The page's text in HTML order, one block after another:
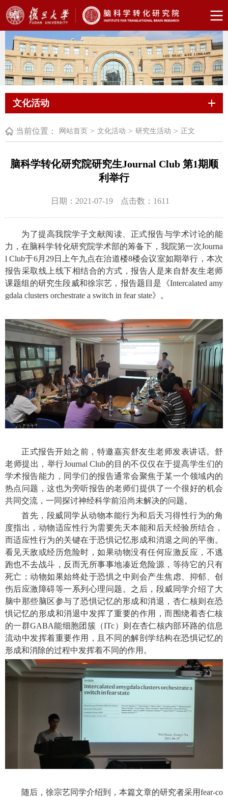
文化活动
当前位置： 网站首页 > 文化活动 > 研究生活动 > 正文
脑科学转化研究院研究生Journal Club 第1期顺
利举行
日期：2021-07-19 点击数： 1611
为了提高我院学子文献阅读、正式报告与学术讨论的能
力，在脑科学转化研究院学术部的筹备下，我院第一次Journa
l Club于6月 29日上午九点在治道楼8楼会议室如期举行，本次
报告采取线上线下相结合的方式，报告人是来自舒友生老师
课题组的研究生段威和徐宗艺，报告题目是《Intercalated amy
gdala clusters orchestrate a switch in fear state》。
正式报告开始之前，特邀嘉宾舒友生老师发表讲话。舒
老师提出，举行Journal Club的目的不仅仅在于提高学生们的
学术报告能力，同学们的报告通常会聚焦于某一个领域内的
热点问题，这也为旁听报告的老师们提供了一个很好的机会
共同交流，一同探讨神经科学前沿尚未解决的问题。
首先，段威同学从动物本能行为和后天习得性行为的角
度指出，动物适应性行为需要先天本能和后天经验所结合，
而适应性行为的关键在于恐惧记忆形成和消退之间的平衡。
看见天敌或经历危险时，如果动物没有任何应激反应，不逃
跑也不去战斗，反而无所事事地凑近危险源，等待它的只有
死亡；动物如果始终处于恐惧之中则会产生焦虑、抑郁、创
伤后应激障碍等一系列心理问题。之后，段威同学介绍了大
脑中那些脑区参与了恐惧记忆的形成和消退，杏仁核则在恐
惧记忆的形成和消退中发挥了重要的作用，而围绕着杏仁核
的一群GABA能细胞团簇（ITc）则在杏仁核内部环路的信息
流动中发挥着重要作用，且不同的解剖学结构在恐惧记忆的
形成和消除的过程中发挥着不同的作用。
随后，徐宗艺同学介绍到，本篇文章的研究者采用fear-co